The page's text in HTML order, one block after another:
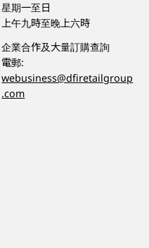
星期一至日
上午九時至晚上六時
企業合作及大量訂購查詢
電郵:
webusiness@dfiretailgroup
.com